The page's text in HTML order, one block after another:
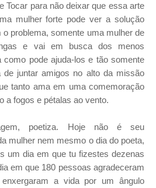
Tocar para não deixar que essa arte
mulher forte pode ver a solução
problema, somente uma mulher de
e vai em busca dos menos
como pode ajuda-los e tão somente
de juntar amigos no alto da missão
tanto ama em uma comemoração
a fogos e pétalas ao vento.
poetiza. Hoje não é seu
mulher nem mesmo o dia do poeta,
um dia em que tu fizestes dezenas
em que 180 pessoas agradeceram
a vida por um ângulo